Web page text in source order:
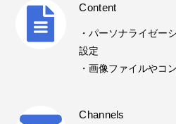
Content
・パーソナライゼー
設定
・画像ファイルやコ
Channels